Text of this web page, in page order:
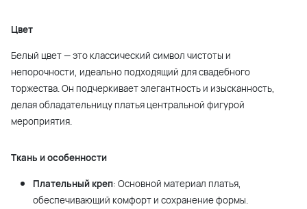
Цвет
Белый цвет — это классический символ чистоты и
непорочности, идеально подходящий для свадебного
торжества. Он подчеркивает элегантность и изысканность,
делая обладательницу платья центральной фигурой
мероприятия.
Ткань и особенности
Плательный креп: Основной материал платья,
обеспечивающий комфорт и сохранение формы.